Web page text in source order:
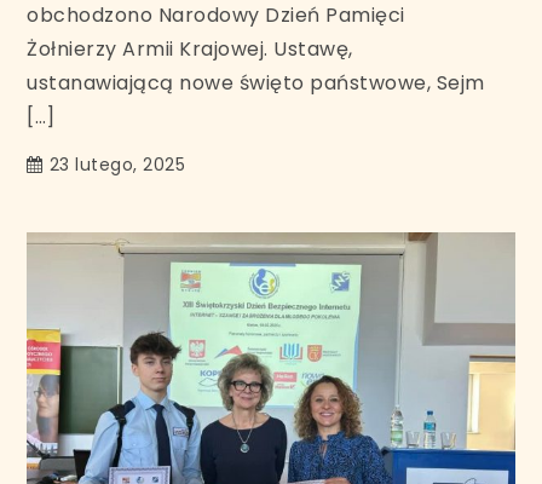
obchodzono Narodowy Dzień Pamięci
Żołnierzy Armii Krajowej. Ustawę,
ustanawiającą nowe święto państwowe, Sejm
[…]
23 lutego, 2025